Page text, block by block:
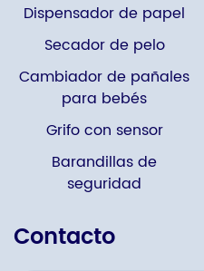
Dispensador de papel
Secador de pelo
Cambiador de pañales
para bebés
Grifo con sensor
Barandillas de
seguridad
Contacto